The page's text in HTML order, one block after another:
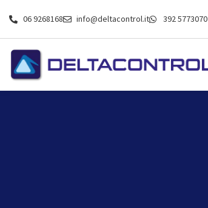
06 9268168 info@deltacontrol.it 392 5773070